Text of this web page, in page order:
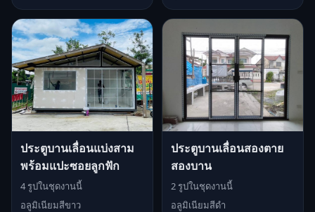
ประตูบานเลื่อนแบ่งสาม
พร้อมแปะซอยลูกฟัก
4 รูปในชุดงานนี้
อลูมิเนียมสีขาว
ประตูบานเลื่อนสองตาย
สองบาน
2 รูปในชุดงานนี้
อลูมิเนียมสีดำ